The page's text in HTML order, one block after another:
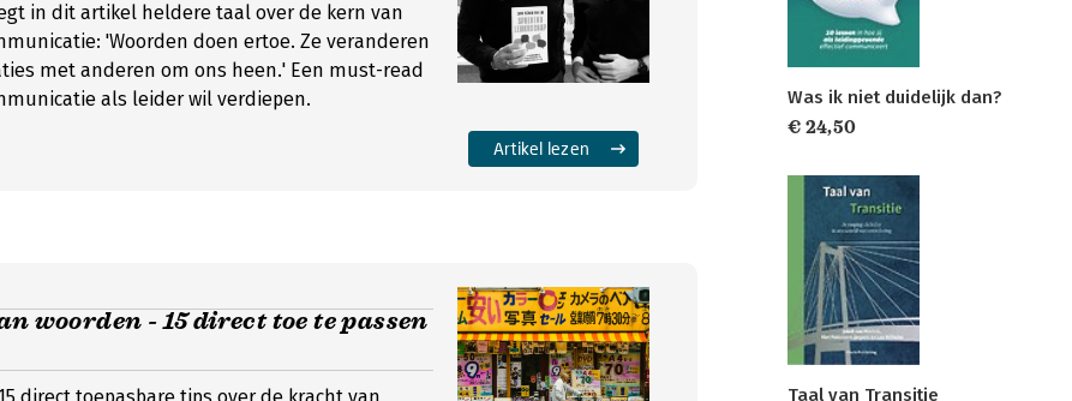
in dit artikel heldere taal over de kern van
'Woorden doen ertoe. Ze veranderen
met anderen om ons heen.' Een must-read
als leider wil verdiepen.
Artikel lezen
woorden - 15 direct toe te passen
Was ik niet duidelijk dan?
€ 24,50
Taal van Transitie